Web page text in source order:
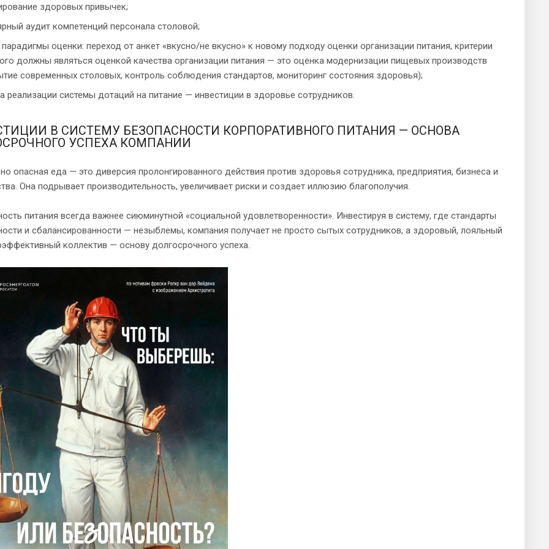
здоровых привычек;
аудит компетенций персонала столовой;
оценки: переход от анкет «вкусно/не вкусно» к новому подходу оценки организации питания, критерии
должны являться оценкой качества организации питания — это оценка модернизации пищевых производств
современных столовых, контроль соблюдения стандартов, мониторинг состояния здоровья);
реализации системы дотаций на питание — инвестиции в здоровье сотрудников.
В СИСТЕМУ БЕЗОПАСНОСТИ КОРПОРАТИВНОГО ПИТАНИЯ — ОСНОВА
УСПЕХА КОМПАНИИ
опасная еда — это диверсия пролонгированного действия против здоровья сотрудника, предприятия, бизнеса и
Она подрывает производительность, увеличивает риски и создает иллюзию благополучия.
питания всегда важнее сиюминутной «социальной удовлетворенности». Инвестируя в систему, где стандарты
и сбалансированности — незыблемы, компания получает не просто сытых сотрудников, а здоровый, лояльный
коллектив — основу долгосрочного успеха.